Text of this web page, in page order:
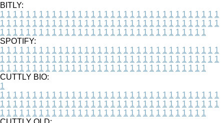
BITLY:
1 1 1 1 1 1 1 1 1 1 1 1 1 1 1 1 1 1 1 1 1 1 1 1 1 1 1 1 1 1 1 1 1 1
1 1 1 1 1 1 1 1 1 1 1 1 1 1 1 1 1 1 1 1 1 1 1 1 1 1 1 1 1 1 1 1 1 1
1 1 1 1 1 1 1 1 1 1 1 1 1 1 1 1 1 1 1 1 1 1 1 1 1 1 1 1 1 1 1 1
SPOTIFY:
1 1 1 1 1 1 1 1 1 1 1 1 1 1 1 1 1 1 1 1 1 1 1 1 1 1 1 1 1 1 1 1 1 1
1 1 1 1 1 1 1 1 1 1 1 1 1 1 1 1 1 1 1 1 1 1 1 1 1 1 1 1 1 1 1 1 1 1
1 1 1 1 1 1 1 1 1 1 1 1 1 1 1 1 1 1 1 1 1 1 1 1 1 1 1 1 1 1 1 1
CUTTLY BIO:
1
1 1 1 1 1 1 1 1 1 1 1 1 1 1 1 1 1 1 1 1 1 1 1 1 1 1 1 1 1 1 1 1 1 1
1 1 1 1 1 1 1 1 1 1 1 1 1 1 1 1 1 1 1 1 1 1 1 1 1 1 1 1 1 1 1 1 1 1
1 1 1 1 1 1 1 1 1 1 1 1 1 1 1 1 1 1 1 1 1 1 1 1 1 1 1 1 1 1 1 1